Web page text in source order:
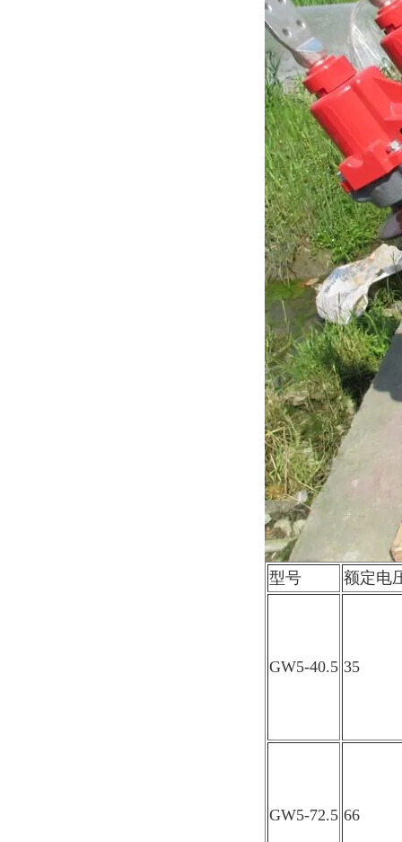
型号 额定电
GW5-40.5 35
GW5-72.5 66